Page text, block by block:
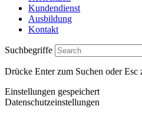
Kundendienst
Ausbildung
Kontakt
Suchbegriffe
Drücke Enter zum Suchen oder Esc
Einstellungen gespeichert
Datenschutzeinstellungen